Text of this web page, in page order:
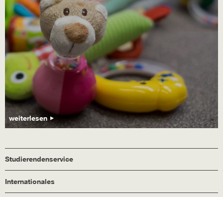
weiterlesen
Studierendenservice
Internationales